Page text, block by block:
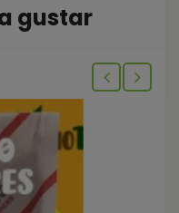
gustar